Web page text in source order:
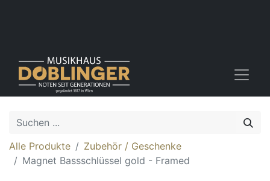
Alle Produkte
Zubehör / Geschenke
Magnet Bassschlüssel gold - Framed